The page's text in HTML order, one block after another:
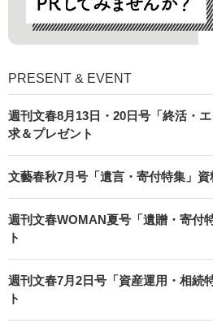
PRESENT & EVENT
週刊文春8月13日・20日号「終活・
求＆プレゼント
文藝春秋7月号「遺言・寄付特集」資
週刊文春WOMAN夏号「遺贈・寄付
ト
週刊文春7月2日号「資産運用・相続
ト